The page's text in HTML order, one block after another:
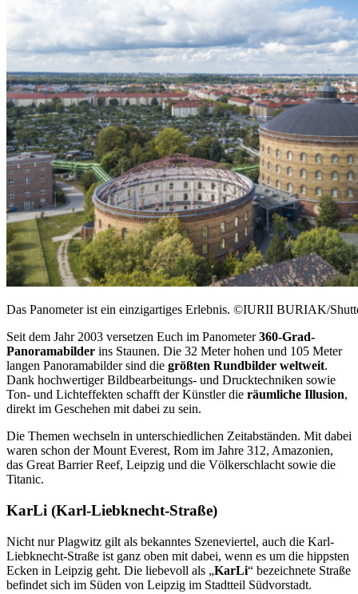
Das Panometer ist ein einzigartiges Erlebnis. ©IURII BURIAK/
Seit dem Jahr 2003 versetzen Euch im Panometer360-Grad-
Panoramabilder ins Staunen. Die 32 Meter hohen und 105 Meter
langen Panoramabilder sind die größten Rundbilder weltweit.
Dank hochwertiger Bildbearbeitungs- und Drucktechniken sowie
Ton- und Lichteffekten schafft der Künstler die räumliche Illusion,
direkt im Geschehen mit dabei zu sein.
Die Themen wechseln in unterschiedlichen Zeitabständen. Mit dabei
waren schon der Mount Everest, Rom im Jahre 312, Amazonien,
das Great Barrier Reef, Leipzig und die Völkerschlacht sowie die
Titanic.
KarLi (Karl-Liebknecht-Straße)
Nicht nur Plagwitz gilt als bekanntes Szeneviertel, auch die Karl-
Liebknecht-Straße ist ganz oben mit dabei, wenn es um die hippsten
Ecken in Leipzig geht. Die liebevoll als „KarLi“ bezeichnete Straße
befindet sich im Süden von Leipzig im Stadtteil Südvorstadt.